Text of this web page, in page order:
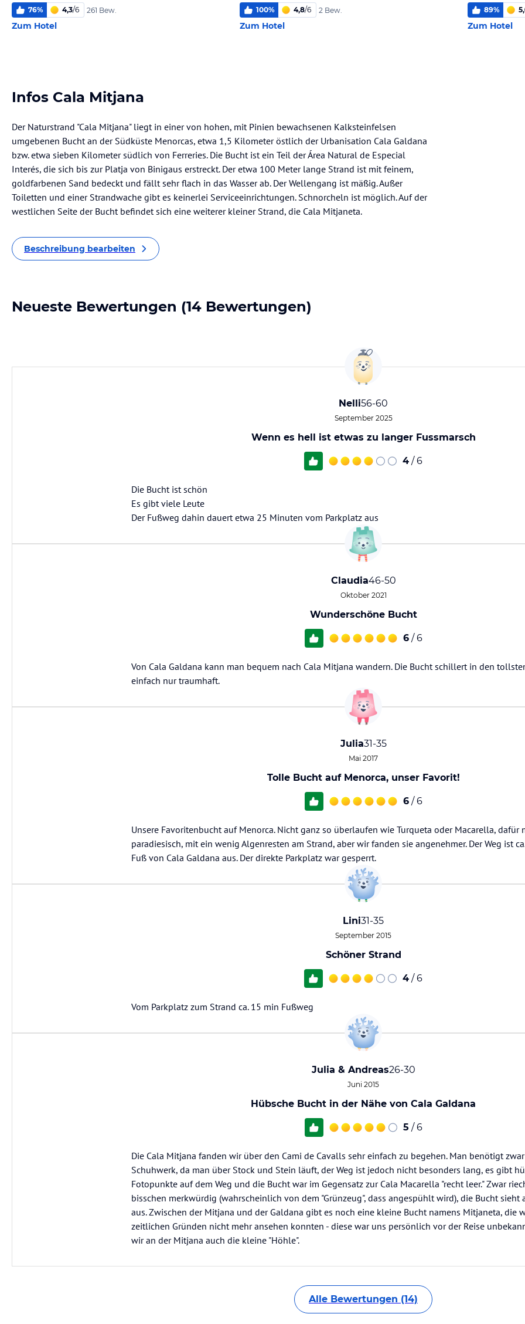
76% 4,3/6 261 Bew.
Zum Hotel
100% 4,8/6 2 Bew.
Zum Hotel
89%
Zum Hotel
Infos Cala Mitjana
Der Naturstrand "Cala Mitjana" liegt in einer von hohen, mit Pinien bewachsenen Kalksteinfelsen
umgebenen Bucht an der Südküste Menorcas, etwa 1,5 Kilometer östlich der Urbanisation Cala Galdana
bzw. etwa sieben Kilometer südlich von Ferreries. Die Bucht ist ein Teil der Área Natural de Especial
Interés, die sich bis zur Platja von Binigaus erstreckt. Der etwa 100 Meter lange Strand ist mit feinem,
goldfarbenen Sand bedeckt und fällt sehr flach in das Wasser ab. Der Wellengang ist mäßig. Außer
Toiletten und einer Strandwache gibt es keinerlei Serviceeinrichtungen. Schnorcheln ist möglich. Auf der
westlichen Seite der Bucht befindet sich eine weiterer kleiner Strand, die Cala Mitjaneta.
Beschreibung bearbeiten
Neueste Bewertungen (14 Bewertungen)
Nelli56-60
September 2025
Wenn es hell ist etwas zu langer Fussmarsch
4 / 6
Die Bucht ist schön
Es gibt viele Leute
Der Fußweg dahin dauert etwa 25 Minuten vom Parkplatz aus
Claudia46-50
Oktober 2021
Wunderschöne Bucht
6 / 6
Von Cala Galdana kann man bequem nach Cala Mitjana wandern. Die Bucht schillert in den
einfach nur traumhaft.
Julia31-35
Mai 2017
Tolle Bucht auf Menorca, unser Favorit!
6 / 6
Unsere Favoritenbucht auf Menorca. Nicht ganz so überlaufen wie Turqueta oder Macarella, dafür
paradiesisch, mit ein wenig Algenresten am Strand, aber wir fanden sie angenehmer. Der Weg ist
Fuß von Cala Galdana aus. Der direkte Parkplatz war gesperrt.
Lini31-35
September 2015
Schöner Strand
4 / 6
Vom Parkplatz zum Strand ca. 15 min Fußweg
Julia & Andreas26-30
Juni 2015
Hübsche Bucht in der Nähe von Cala Galdana
5 / 6
Die Cala Mitjana fanden wir über den Cami de Cavalls sehr einfach zu begehen. Man benötigt
Schuhwerk, da man über Stock und Stein läuft, der Weg ist jedoch nicht besonders lang, es gibt
Fotopunkte auf dem Weg und die Bucht war im Gegensatz zur Cala Macarella "recht leer." Zwar
bisschen merkwürdig (wahrscheinlich von dem "Grünzeug", dass angespühlt wird), die Bucht sieht
aus. Zwischen der Mitjana und der Galdana gibt es noch eine kleine Bucht namens Mitjaneta, die
zeitlichen Gründen nicht mehr ansehen konnten - diese war uns persönlich vor der Reise
wir an der Mitjana auch die kleine "Höhle".
Alle Bewertungen (14)